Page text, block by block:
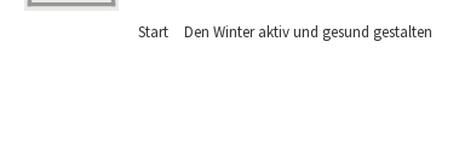
Start Den Winter aktiv und gesund gestalten